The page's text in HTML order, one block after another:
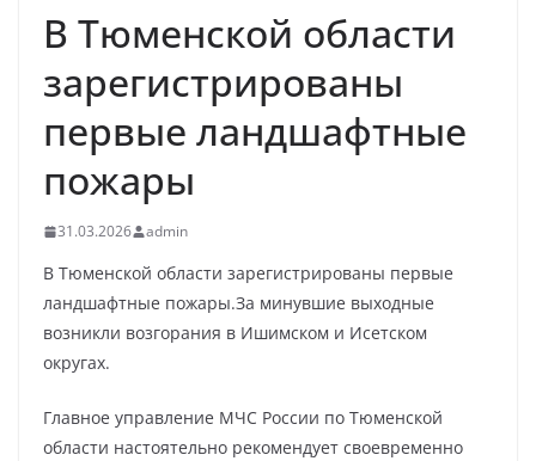
В Тюменской области
зарегистрированы
первые ландшафтные
пожары
31.03.2026 admin
В Тюменской области зарегистрированы первые
ландшафтные пожары.За минувшие выходные
возникли возгорания в Ишимском и Исетском
округах.
Главное управление МЧС России по Тюменской
области настоятельно рекомендует своевременно